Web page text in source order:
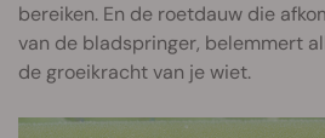
bereiken. En de roetdauw die
van de bladspringer, belemmert
de groeikracht van je wiet.